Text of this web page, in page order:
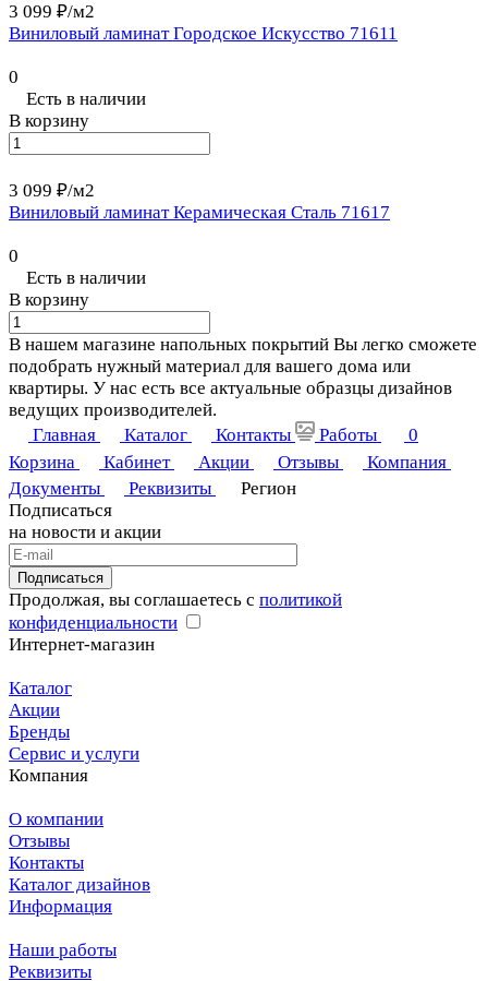
3 099 ₽/м2
Виниловый ламинат Городское Искусство 71611
0
Есть в наличии
В корзину
3 099 ₽/м2
Виниловый ламинат Керамическая Сталь 71617
0
Есть в наличии
В корзину
В нашем магазине напольных покрытий Вы легко сможете
подобрать нужный материал для вашего дома или
квартиры. У нас есть все актуальные образцы дизайнов
ведущих производителей.
Главная
Каталог Контакты Работы
0
Корзина
Кабинет Акции Отзывы
Компания
Документы
Реквизиты
Регион
Подписаться
на новости и акции
Подписаться
Продолжая, вы соглашаетесь с политикой
конфиденциальности
Интернет-магазин
Каталог
Акции
Бренды
Сервис и услуги
Компания
О компании
Отзывы
Контакты
Каталог дизайнов
Информация
Наши работы
Реквизиты